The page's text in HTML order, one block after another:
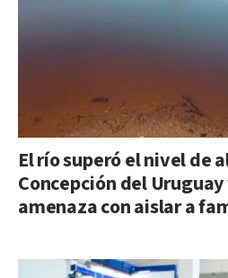
El río superó el nivel de
Concepción del Uruguay
amenaza con aislar a